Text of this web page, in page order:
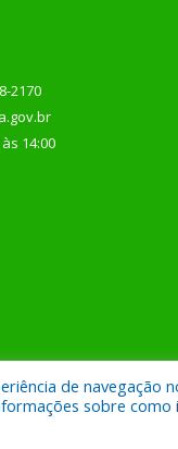
2170
14:00
Prefeitura Municipal de
de
sobre como